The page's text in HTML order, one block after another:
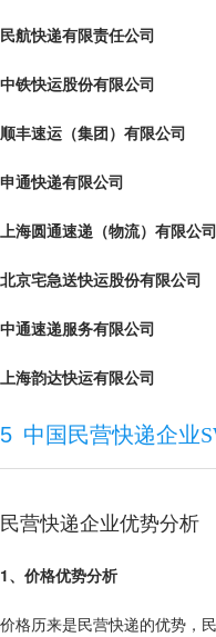
民航快递有限责任公司
中铁快运股份有限公司
顺丰速运（集团）有限公司
申通快递有限公司
上海圆通速递（物流）有限公司
北京宅急送快运股份有限公司
中通速递服务有限公司
上海韵达快运有限公司
5 中国民营快递企业
民营快递企业优势分析
1、价格优势分析
价格历来是民营快递的优势，